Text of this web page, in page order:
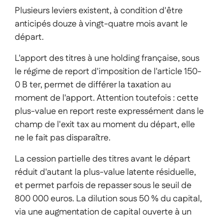
Plusieurs leviers existent, à condition d'être
anticipés douze à vingt-quatre mois avant le
départ.
L'apport des titres à une holding française, sous
le régime de report d'imposition de l'article 150-
0 B ter, permet de différer la taxation au
moment de l'apport. Attention toutefois : cette
plus-value en report reste expressément dans le
champ de l'exit tax au moment du départ, elle
ne le fait pas disparaître.
La cession partielle des titres avant le départ
réduit d'autant la plus-value latente résiduelle,
et permet parfois de repasser sous le seuil de
800 000 euros. La dilution sous 50 % du capital,
via une augmentation de capital ouverte à un